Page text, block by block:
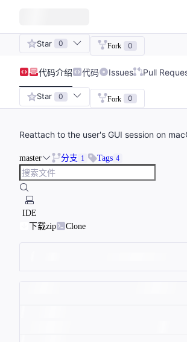
Star 0 Fork 0
代码介绍 代码 Issues Pull
Star 0 Fork 0
Reattach to the user's GUI session on
master 分支 1 Tags 4
IDE
下载zip
Clone